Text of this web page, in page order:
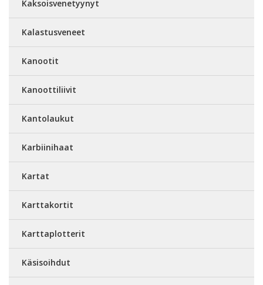
Kaksoisvenetyynyt
Kalastusveneet
Kanootit
Kanoottiliivit
Kantolaukut
Karbiinihaat
Kartat
Karttakortit
Karttaplotterit
Käsisoihdut